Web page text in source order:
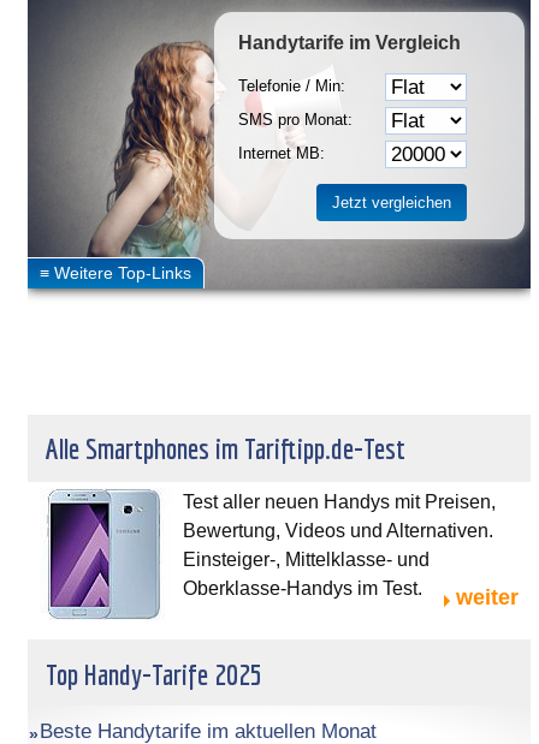
Handytarife im Vergleich
Telefonie / Min:
SMS pro Monat:
Internet MB:
Alle Smartphones im Tariftipp.de-Test
Test aller neuen Handys mit Preisen,
Bewertung, Videos und Alternativen.
Einsteiger-, Mittelklasse- und
Oberklasse-Handys im Test.
weiter
Top Handy-Tarife 2025
Beste Handytarife im aktuellen Monat